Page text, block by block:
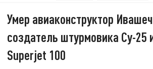
Умер авиаконструктор
создатель штурмовика Су-25
Superjet 100